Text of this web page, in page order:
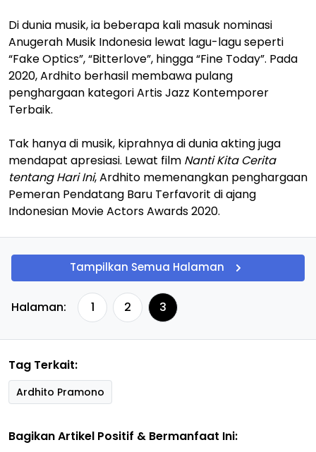
Di dunia musik, ia beberapa kali masuk nominasi
Anugerah Musik Indonesia lewat lagu-lagu seperti
“Fake Optics”, “Bitterlove”, hingga “Fine Today”. Pada
2020, Ardhito berhasil membawa pulang
penghargaan kategori Artis Jazz Kontemporer
Terbaik.
Tak hanya di musik, kiprahnya di dunia akting juga
mendapat apresiasi. Lewat film Nanti Kita Cerita
tentang Hari Ini, Ardhito memenangkan penghargaan
Pemeran Pendatang Baru Terfavorit di ajang
Indonesian Movie Actors Awards 2020.
Tampilkan Semua Halaman
Halaman: 1 2 3
Tag Terkait:
Ardhito Pramono
Bagikan Artikel Positif & Bermanfaat Ini: